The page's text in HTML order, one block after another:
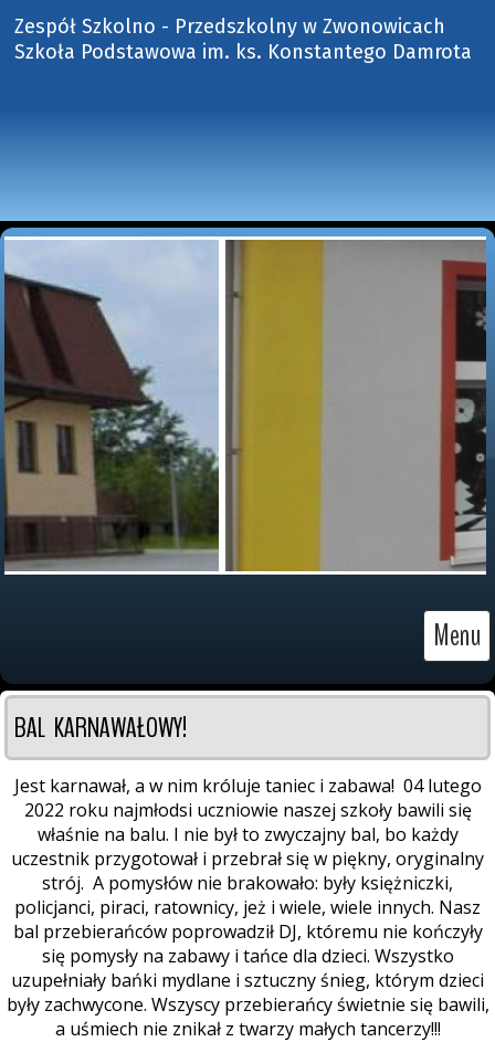
Zespół Szkolno - Przedszkolny w Zwonowicach
Szkoła Podstawowa im. ks. Konstantego Damrota
Menu
BAL  KARNAWAŁOWY!
Jest karnawał, a w nim króluje taniec i zabawa! 04 lutego
2022 roku najmłodsi uczniowie naszej szkoły bawili się
właśnie na balu. I nie był to zwyczajny bal, bo każdy
uczestnik przygotował i przebrał się w piękny, oryginalny
strój. A pomysłów nie brakowało: były księżniczki,
policjanci, piraci, ratownicy, jeż i wiele, wiele innych. Nasz
bal przebierańców poprowadził DJ, któremu nie kończyły
się pomysły na zabawy i tańce dla dzieci. Wszystko
uzupełniały bańki mydlane i sztuczny śnieg, którym dzieci
były zachwycone. Wszyscy przebierańcy świetnie się bawili,
a uśmiech nie znikał z twarzy małych tancerzy!!!